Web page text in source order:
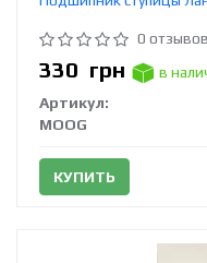
0 отзывов
330 грн
в
Артикул:
MOOG
КУПИТЬ